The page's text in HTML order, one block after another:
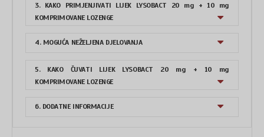
3. KAKO PRIMJENJIVATI LIJEK LYSOBACT 20 mg + 10 mg
KOMPRIMOVANE LOZENGE
4. MOGUĆA NEŽELJENA DJELOVANJA
5. KAKO ČUVATI LIJEK LYSOBACT 20 mg + 10 mg
KOMPRIMOVANE LOZENGE
6. DODATNE INFORMACIJE